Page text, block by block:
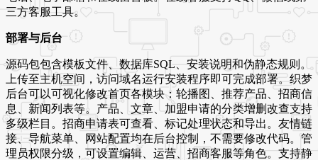
三方客服工具。
部署与后台
源码包包含模板文件、数据库SQL、安装说明和伪静态规则。
上传至主机空间，访问域名运行安装程序即可完成部署。织梦
后台可以可视化修改首页各模块：轮播图、推荐产品、招商信
息、新闻列表等。产品、文章、加盟申请的分类增删改查支持
多级栏目。招商申请表可查看、标记处理状态和导出。友情链
接、导航菜单、网站配置均在后台控制，不需要修改代码。管
理员权限分级，可设置编辑、运营、招商客服等角色。支持静